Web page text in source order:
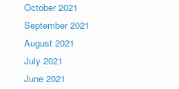
October 2021
September 2021
August 2021
July 2021
June 2021